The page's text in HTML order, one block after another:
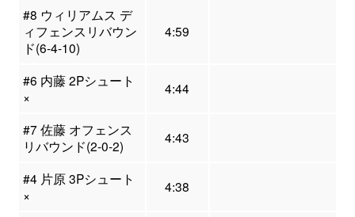
#8 ウィリアムス デ
ィフェンスリバウン
ド(6-4-10)
4:59
#6 内藤 2Pシュート
×
4:44
#7 佐藤 オフェンス
リバウンド(2-0-2)
4:43
#4 片原 3Pシュート
×
4:38